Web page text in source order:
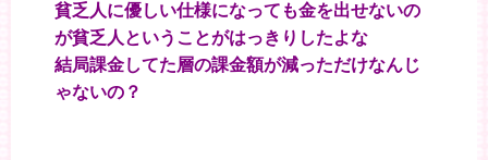
貧乏人に優しい仕様になっても金を出せないの
が貧乏人ということがはっきりしたよな
結局課金してた層の課金額が減っただけなんじ
ゃないの？